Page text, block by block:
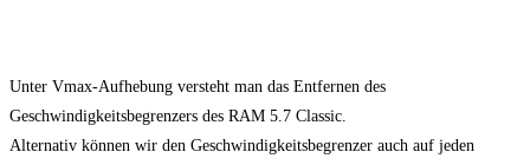
Unter Vmax-Aufhebung versteht man das Entfernen des
Geschwindigkeitsbegrenzers des RAM 5.7 Classic.
Alternativ können wir den Geschwindigkeitsbegrenzer auch auf jeden